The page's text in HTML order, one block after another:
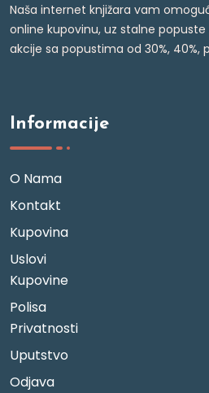
Naša internet knjižara vam
online kupovinu, uz stalne popuste
akcije sa popustima od 30%, 40%,
Informacije
O Nama
Kontakt
Kupovina
Uslovi
Kupovine
Polisa
Privatnosti
Uputstvo
Odjava